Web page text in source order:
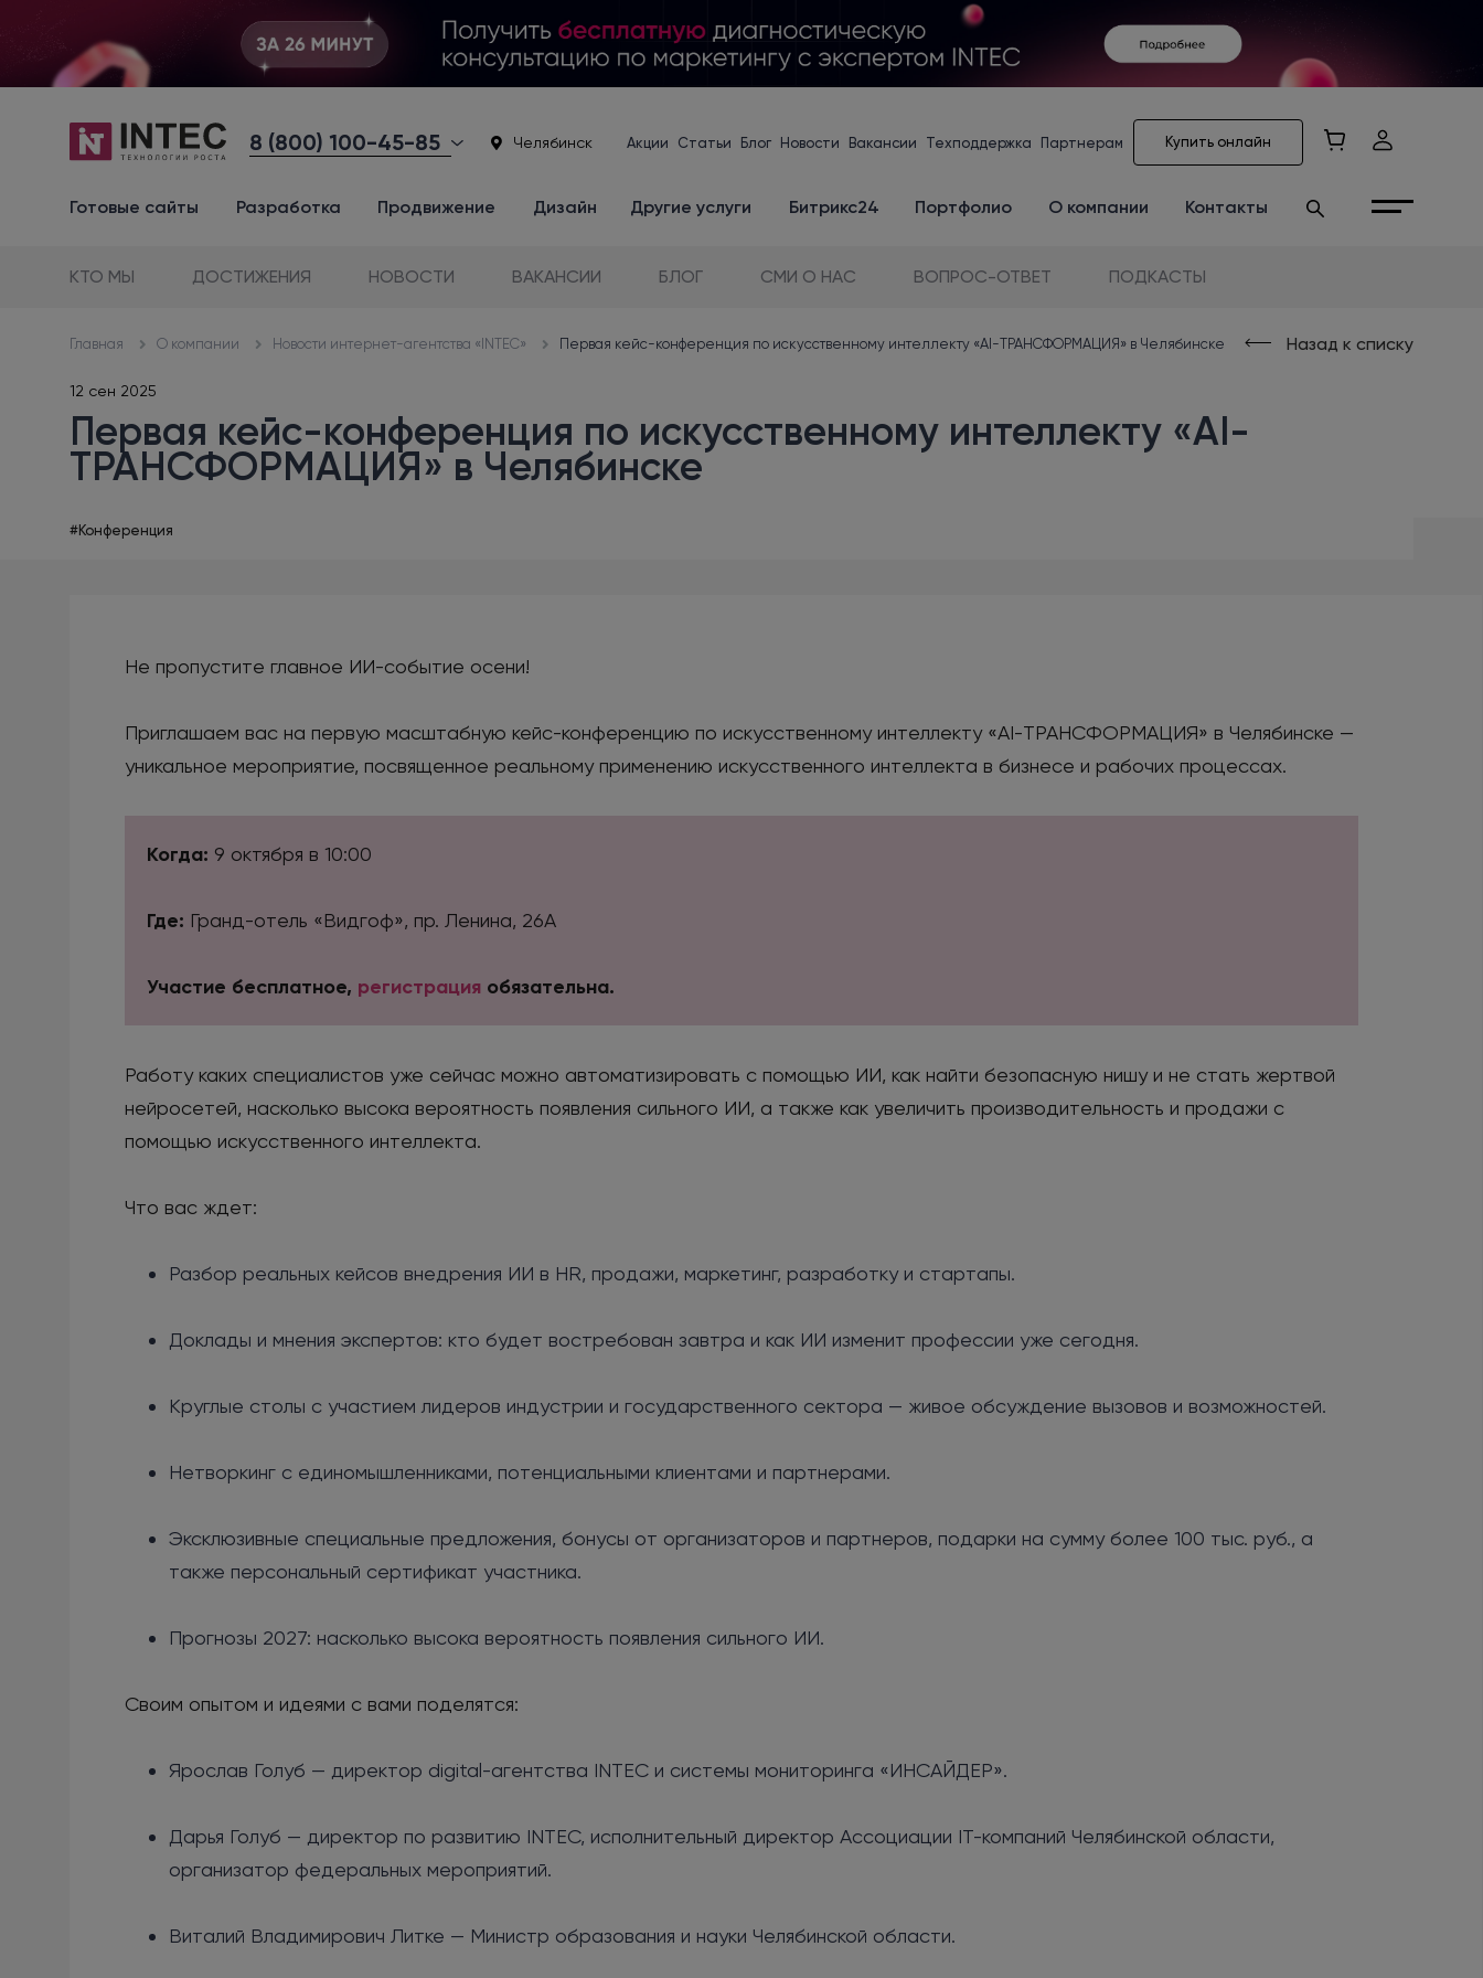
8 (800) 100-45-85 Челябинск Акции Статьи Блог Новости Вакансии Техподдержка Партнерам Купить онлайн
Готовые сайты Разработка Продвижение Дизайн Другие услуги Битрикс24 Портфолио О компании Контакты
КТО МЫ ДОСТИЖЕНИЯ НОВОСТИ ВАКАНСИИ БЛОГ СМИ О НАС ВОПРОС-ОТВЕТ ПОДКАСТЫ
Главная О компании Новости интернет-агентства «INTEC» Первая кейс-конференция по искусственному интеллекту «AI-ТРАНСФОРМАЦИЯ» в Челябинске Назад к списку
12 сен 2025
Первая кейс-конференция по искусственному интеллекту «AI-
ТРАНСФОРМАЦИЯ» в Челябинске
#Конференция
Не пропустите главное ИИ-событие осени!
Приглашаем вас на первую масштабную кейс-конференцию по искусственному интеллекту «AI-ТРАНСФОРМАЦИЯ» в Челябинске —
уникальное мероприятие, посвященное реальному применению искусственного интеллекта в бизнесе и рабочих процессах.
Когда: 9 октября в 10:00
Где: Гранд-отель «Видгоф», пр. Ленина, 26А
Участие бесплатное, регистрация обязательна.
Работу каких специалистов уже сейчас можно автоматизировать с помощью ИИ, как найти безопасную нишу и не стать жертвой
нейросетей, насколько высока вероятность появления сильного ИИ, а также как увеличить производительность и продажи с
помощью искусственного интеллекта.
Что вас ждет:
Разбор реальных кейсов внедрения ИИ в HR, продажи, маркетинг, разработку и стартапы.
Доклады и мнения экспертов: кто будет востребован завтра и как ИИ изменит профессии уже сегодня.
Круглые столы с участием лидеров индустрии и государственного сектора — живое обсуждение вызовов и возможностей.
Нетворкинг с единомышленниками, потенциальными клиентами и партнерами.
Эксклюзивные специальные предложения, бонусы от организаторов и партнеров, подарки на сумму более 100 тыс. руб., а
также персональный сертификат участника.
Прогнозы 2027: насколько высока вероятность появления сильного ИИ.
Своим опытом и идеями с вами поделятся:
Ярослав Голуб — директор digital-агентства INTEC и системы мониторинга «ИНСАЙДЕР».
Дарья Голуб — директор по развитию INTEC, исполнительный директор Ассоциации IT-компаний Челябинской области,
организатор федеральных мероприятий.
Виталий Владимирович Литке — Министр образования и науки Челябинской области.